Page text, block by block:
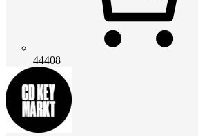
44408